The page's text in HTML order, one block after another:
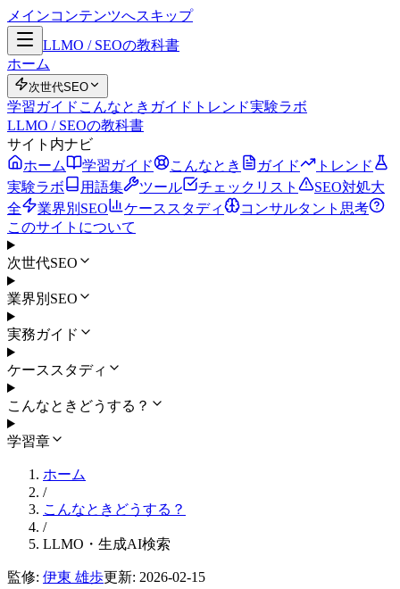
メインコンテンツへスキップ
LLMO / SEOの教科書
ホーム
次世代SEO
学習ガイド こんなとき ガイド トレンド実験ラボ
LLMO / SEOの教科書
サイト内ナビ
ホーム
学習ガイド こんなとき ガイド
トレンド
実験ラボ
用語集 ツール チェックリスト
SEO対処大
全
業界別SEO ケーススタディ
コンサルタント思考
このサイトについて
次世代SEO
業界別SEO
実務ガイド
ケーススタディ
こんなときどうする？
学習章
ホーム
/
こんなときどうする？
/
LLMO・生成AI検索
監修: 伊東 雄歩更新: 2026-02-15